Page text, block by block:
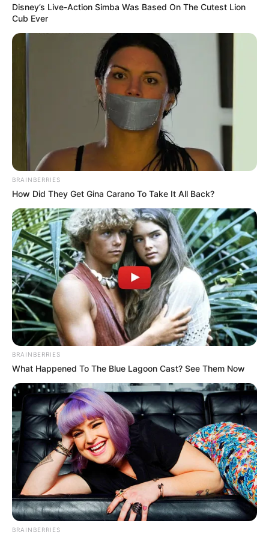
Κάθε πότε κληρώνει το Τζόκερ το 2026:
Ημέρες και ώρα
Συντάξεις Οκτωβρίου 2026: Πότε θα γίνει η
Συντάξεις Σεπτεμβρίου 2026 πληρωμή
Ακολουθήστε το evianews.com στο
Disney’s Live-Action Simba Was Based On The Cutest Lion
Cub Ever
BRAINBERRIES
How Did They Get Gina Carano To Take It All Back?
BRAINBERRIES
What Happened To The Blue Lagoon Cast? See Them Now
BRAINBERRIES